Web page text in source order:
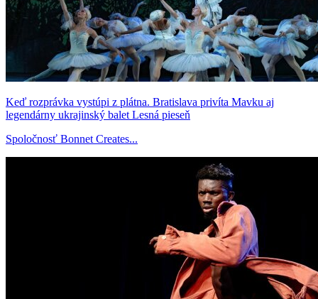
Keď rozprávka vystúpi z plátna. Bratislava privíta Mavku aj
legendárny ukrajinský balet Lesná pieseň
Spoločnosť Bonnet Creates...